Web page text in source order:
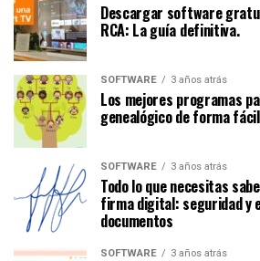
Descargar software
RCA: La guía definitiva.
SOFTWARE 3 años atrás
Los mejores programas
genealógico de forma
SOFTWARE 3 años atrás
Todo lo que necesitas
firma digital: seguridad y
documentos
SOFTWARE 3 años atrás